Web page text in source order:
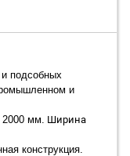
подсобных
и
2000 мм. Ширина
конструкция.